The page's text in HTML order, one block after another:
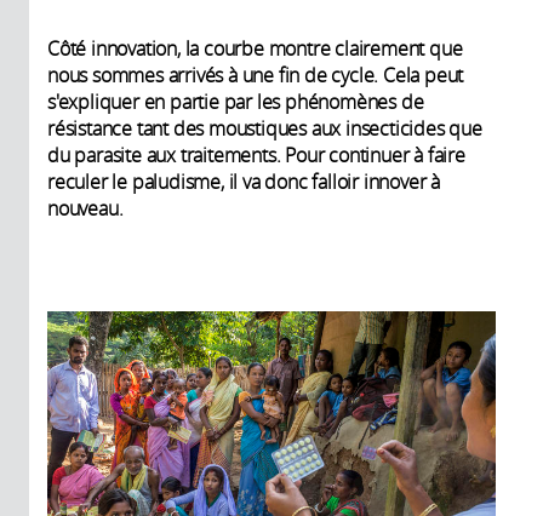
Côté innovation, la courbe montre clairement que
nous sommes arrivés à une fin de cycle. Cela peut
s'expliquer en partie par les phénomènes de
résistance tant des moustiques aux insecticides que
du parasite aux traitements. Pour continuer à faire
reculer le paludisme, il va donc falloir innover à
nouveau.